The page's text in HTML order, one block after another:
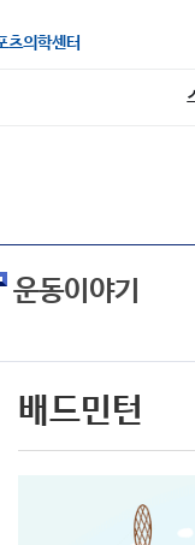
츠의학센터
운동이야기
배드민턴